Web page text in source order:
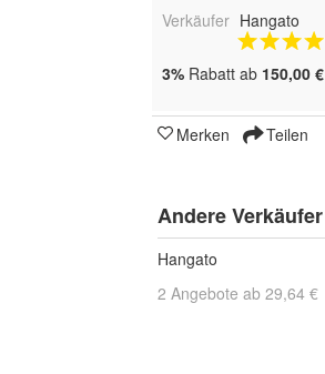
Verkäufer Hangato
3% Rabatt ab 150,00 €
Merken Teilen
Andere Verkäufer
Hangato
2 Angebote ab 29,64 €